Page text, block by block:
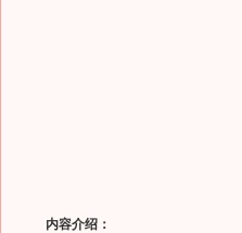
内容介绍：